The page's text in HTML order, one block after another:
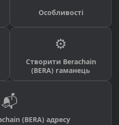
Особливості
⚙️
Створити Berachain
(BERA) гаманець
📬
(BERA) адресу